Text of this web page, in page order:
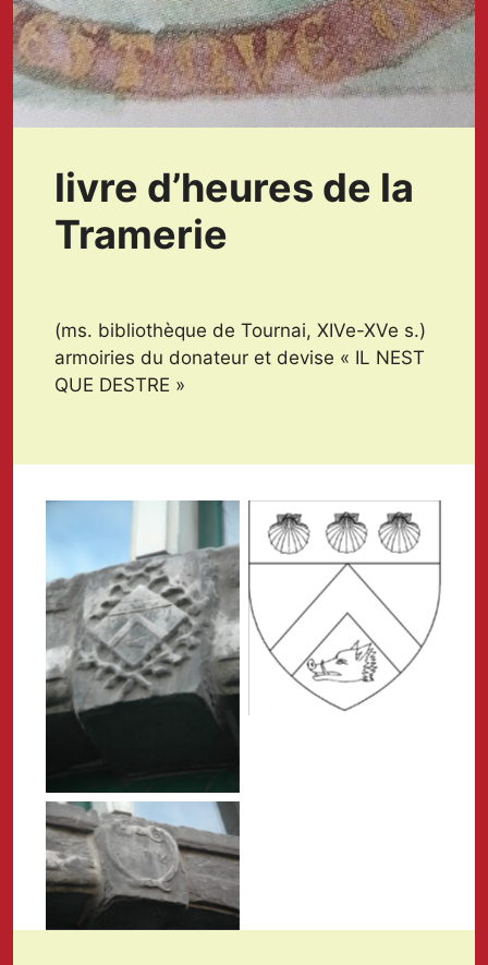
livre d’heures de la
Tramerie
(ms. bibliothèque de Tournai, XIVe-XVe s.)
armoiries du donateur et devise « IL NEST
QUE DESTRE »
No Caption
No Caption
No Caption